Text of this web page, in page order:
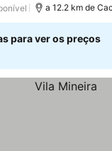
a 12.2 km de
para ver os preços